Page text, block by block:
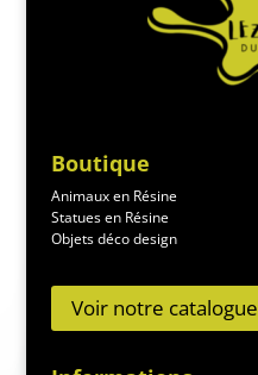
Boutique
Animaux en Résine
Statues en Résine
Objets déco design
Voir notre catalogue